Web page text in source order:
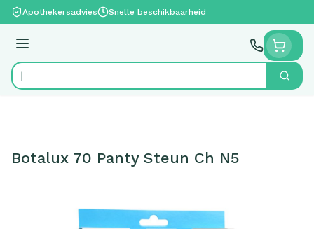
Ga naar de inhoud
Apothekersadvies Snelle beschikbaarheid
Menu
Product, merk, categorie... Zoek
Botalux 70 Panty Steun Ch N5